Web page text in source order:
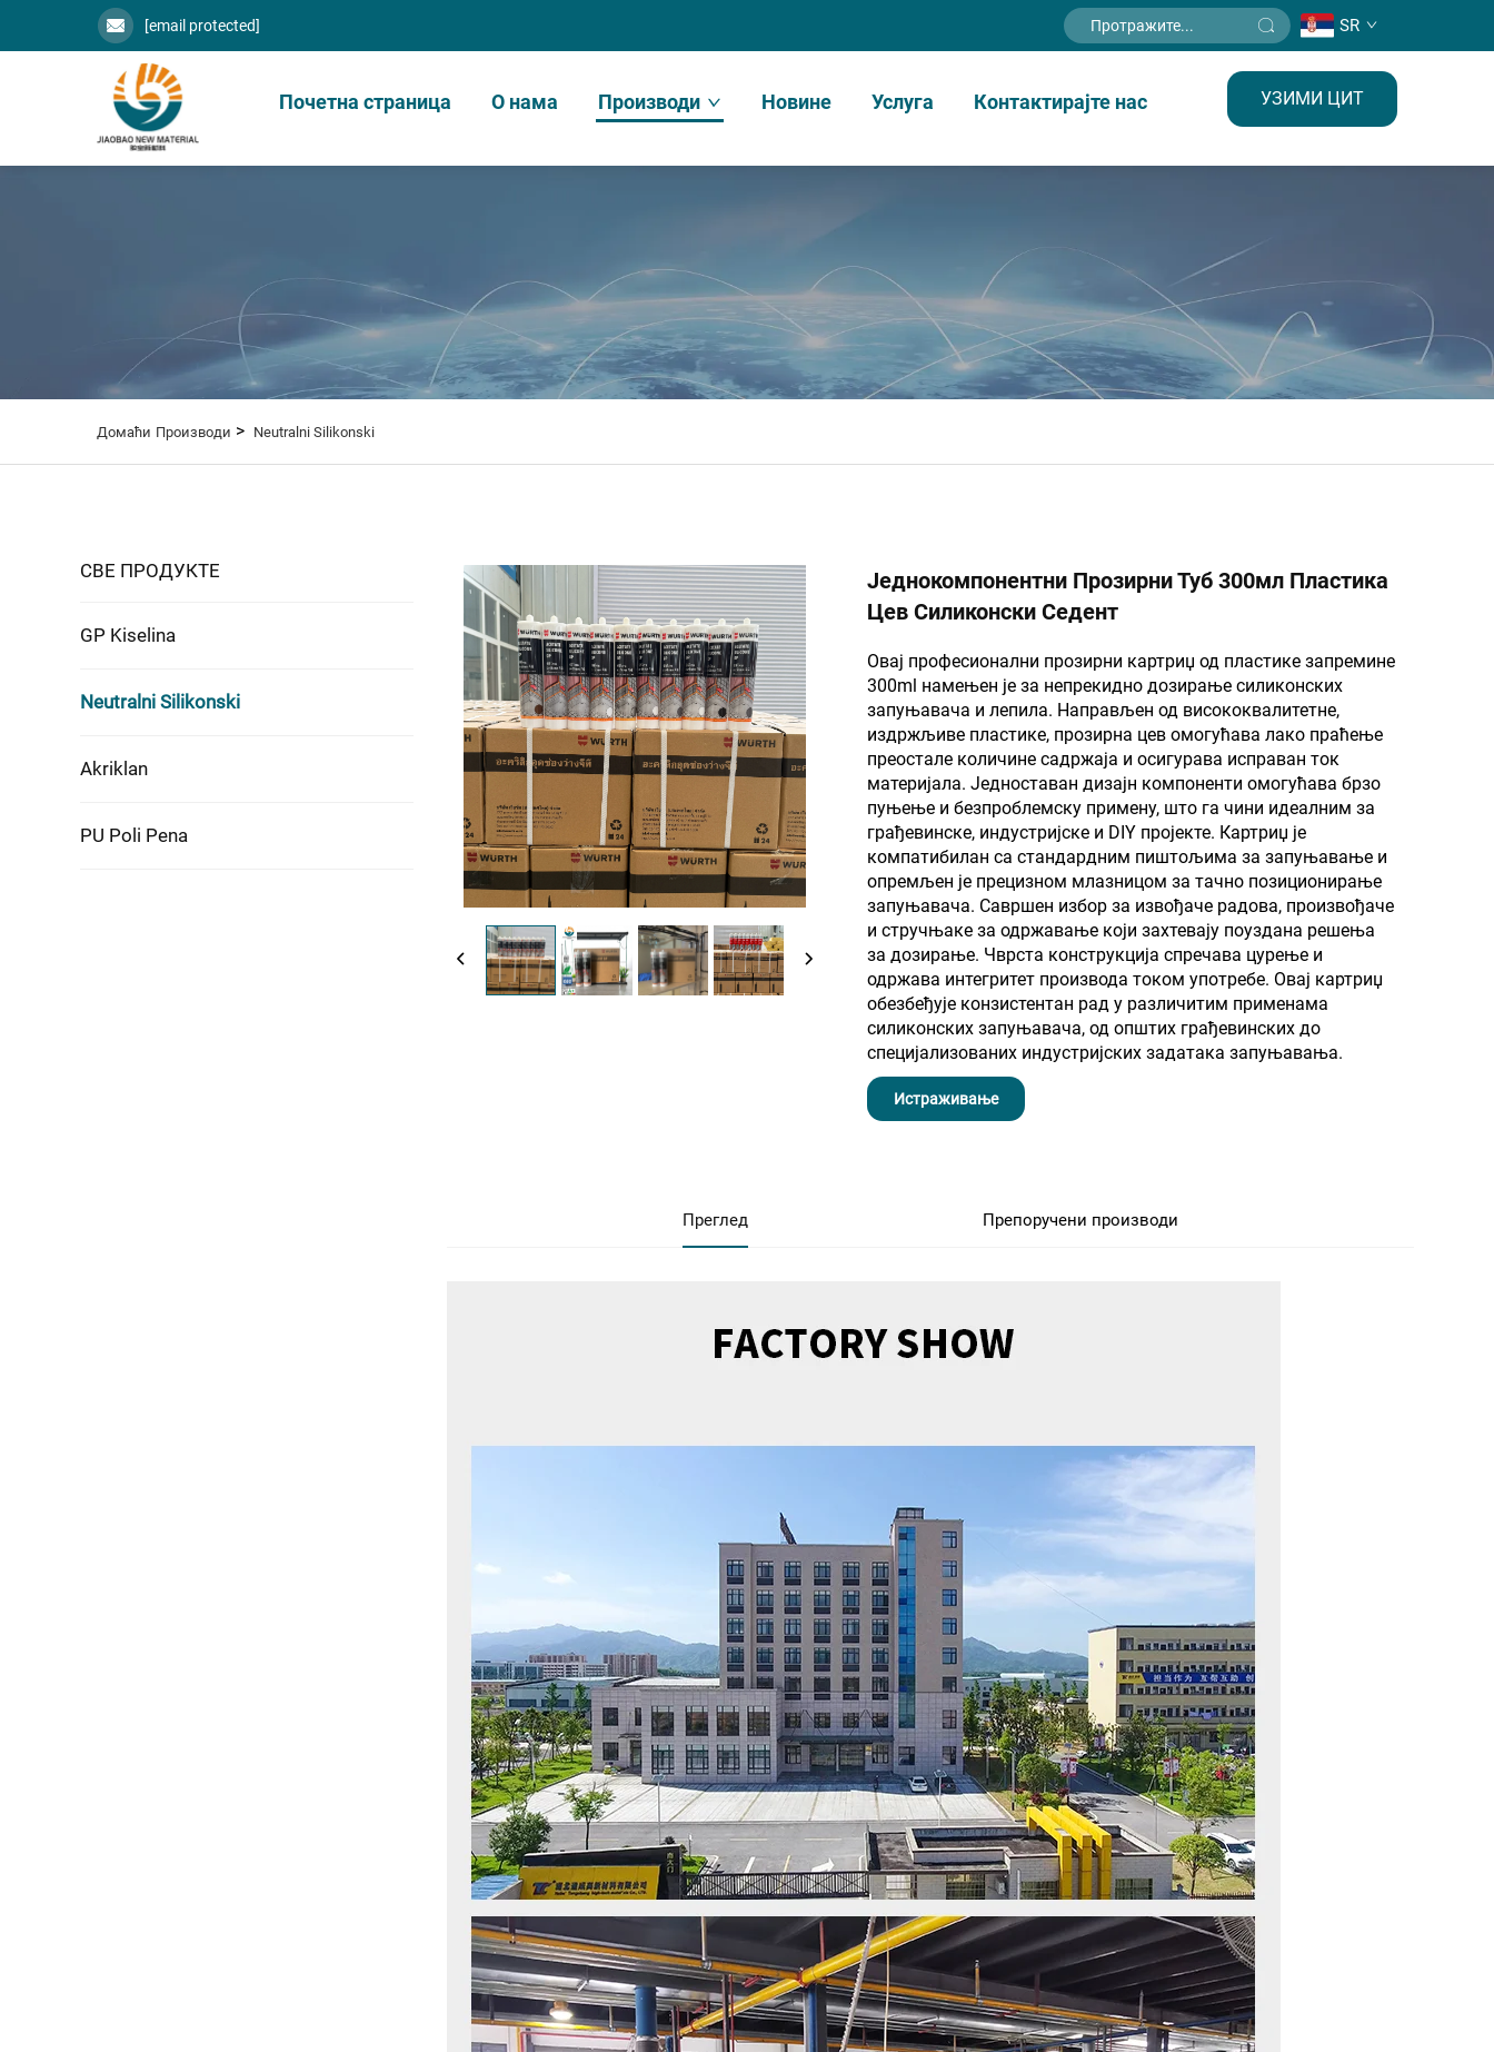
[email protected] SR
Почетна страница О нама Производи Новине Услуга Контактирајте нас УЗИМИ ЦИТ
Домаћи Производи > Neutralni Silikonski
СВЕ ПРОДУКТЕ
GP Kiselina
Neutralni Silikonski
Akriklan
PU Poli Pena
Једнокомпонентни Прозирни Туб 300мл Пластика
Цев Силиконски Седент
Овај професионални прозирни картриџ од пластике запремине
300ml намењен је за непрекидно дозирање силиконских
запуњавача и лепила. Направљен од висококвалитетне,
издржљиве пластике, прозирна цев омогућава лако праћење
преостале количине садржаја и осигурава исправан ток
материјала. Једноставан дизајн компоненти омогућава брзо
пуњење и безпроблемску примену, што га чини идеалним за
грађевинске, индустријске и DIY пројекте. Картриџ је
компатибилан са стандардним пиштољима за запуњавање и
опремљен је прецизном млазницом за тачно позиционирање
запуњавача. Савршен избор за извођаче радова, произвођаче
и стручњаке за одржавање који захтевају поуздана решења
за дозирање. Чврста конструкција спречава цурење и
одржава интегритет производа током употребе. Овај картриџ
обезбеђује конзистентан рад у различитим применама
силиконских запуњавача, од општих грађевинских до
специјализованих индустријских задатака запуњавања.
Истраживање
Преглед Препоручени производи